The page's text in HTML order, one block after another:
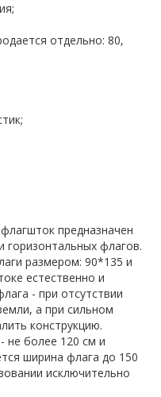
отдельно: 80,
предназначен
горизонтальных флагов.
размером: 90*135 и
естественно и
- при отсутствии
а при сильном
конструкцию.
не более 120 см и
ширина флага до 150
исключительно